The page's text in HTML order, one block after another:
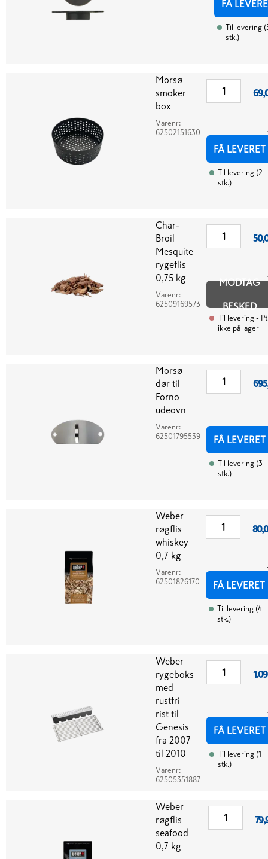
FÅ
Til levering (
stk.)
Morsø
smoker
box
Varenr:
62502151630
FÅ LEVERET
Til levering (2
stk.)
Char-
Broil
Mesquite
rygeflis
0,75 kg
Varenr:
62509169573
MODTAG
BESKED
Til levering -
ikke på lager
Morsø
dør til
Forno
udeovn
Varenr:
62501795539
FÅ LEVERET
Til levering (3
stk.)
Weber
røgflis
whiskey
0,7 kg
Varenr:
62501826170
FÅ LEVERET
Til levering (4
stk.)
Weber
rygeboks
med
rustfri
rist til
Genesis
fra 2007
til 2010
Varenr:
62505351887
FÅ LEVERET
Til levering (1
stk.)
Weber
røgflis
seafood
0,7 kg